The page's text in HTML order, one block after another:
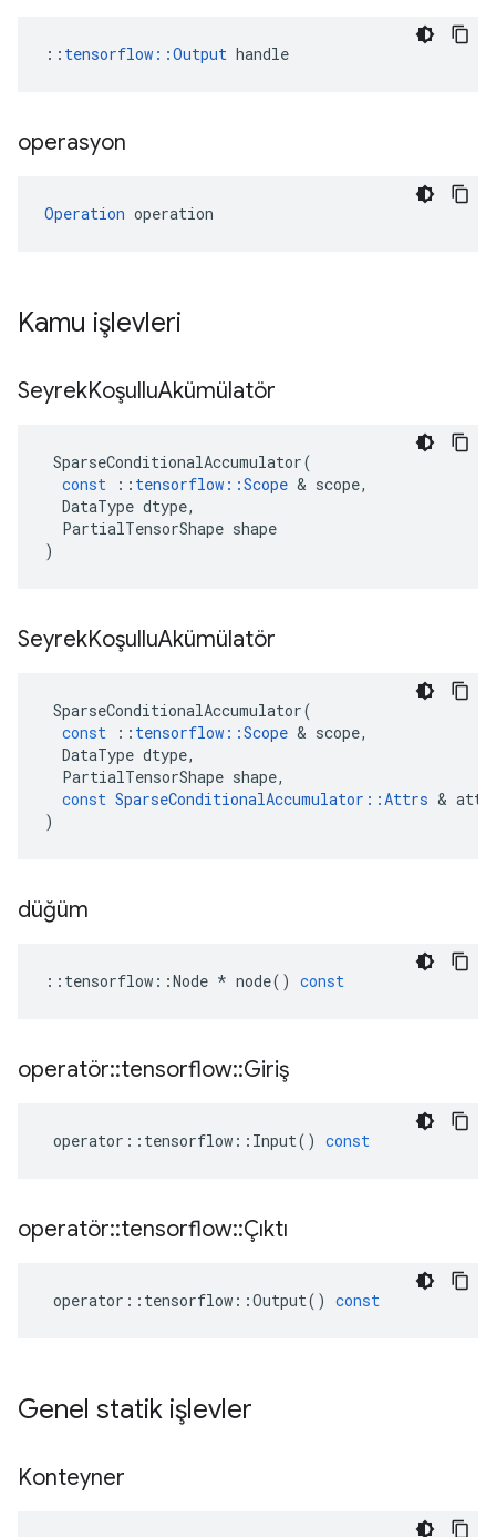
:: tensorflow::Output handle
operasyon
Operation operation
Kamu işlevleri
SeyrekKoşulluAkümülatör
SparseConditionalAccumulator(
const
:: tensorflow ::Scope & scope,
DataType dtype,
PartialTensorShape shape
)
SeyrekKoşulluAkümülatör
SparseConditionalAccumulator(
const
:: tensorflow ::Scope & scope,
DataType dtype,
PartialTensorShape shape,
const SparseConditionalAccumulator ::Attrs &
)
düğüm
:: tensorflow ::Node * node() const
operatör::tensorflow::Giriş
operator :: tensorflow :: Input() const
operatör::tensorflow::Çıktı
operator :: tensorflow ::Output() const
Genel statik işlevler
Konteyner